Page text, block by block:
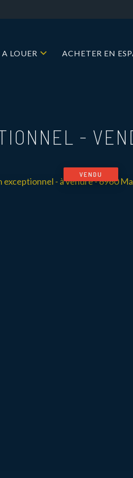
A LOUER ACHETER EN
-
VENDU